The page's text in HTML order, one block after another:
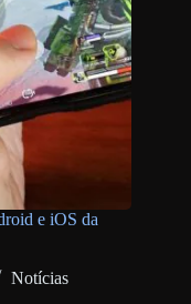
e iOS da
Notícias